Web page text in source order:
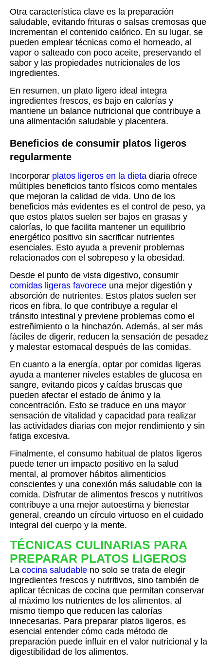
Otra característica clave es la preparación
saludable, evitando frituras o salsas cremosas que
incrementan el contenido calórico. En su lugar, se
pueden emplear técnicas como el horneado, al
vapor o salteado con poco aceite, preservando el
sabor y las propiedades nutricionales de los
ingredientes.
En resumen, un plato ligero ideal integra
ingredientes frescos, es bajo en calorías y
mantiene un balance nutricional que contribuye a
una alimentación saludable y placentera.
Beneficios de consumir platos ligeros
regularmente
Incorporar platos ligeros en la dieta diaria ofrece
múltiples beneficios tanto físicos como mentales
que mejoran la calidad de vida. Uno de los
beneficios más evidentes es el control de peso, ya
que estos platos suelen ser bajos en grasas y
calorías, lo que facilita mantener un equilibrio
energético positivo sin sacrificar nutrientes
esenciales. Esto ayuda a prevenir problemas
relacionados con el sobrepeso y la obesidad.
Desde el punto de vista digestivo, consumir
comidas ligeras favorece una mejor digestión y
absorción de nutrientes. Estos platos suelen ser
ricos en fibra, lo que contribuye a regular el
tránsito intestinal y previene problemas como el
estreñimiento o la hinchazón. Además, al ser más
fáciles de digerir, reducen la sensación de pesadez
y malestar estomacal después de las comidas.
En cuanto a la energía, optar por comidas ligeras
ayuda a mantener niveles estables de glucosa en
sangre, evitando picos y caídas bruscas que
pueden afectar el estado de ánimo y la
concentración. Esto se traduce en una mayor
sensación de vitalidad y capacidad para realizar
las actividades diarias con mejor rendimiento y sin
fatiga excesiva.
Finalmente, el consumo habitual de platos ligeros
puede tener un impacto positivo en la salud
mental, al promover hábitos alimenticios
conscientes y una conexión más saludable con la
comida. Disfrutar de alimentos frescos y nutritivos
contribuye a una mejor autoestima y bienestar
general, creando un círculo virtuoso en el cuidado
integral del cuerpo y la mente.
TÉCNICAS CULINARIAS PARA
PREPARAR PLATOS LIGEROS
La cocina saludable no solo se trata de elegir
ingredientes frescos y nutritivos, sino también de
aplicar técnicas de cocina que permitan conservar
al máximo los nutrientes de los alimentos, al
mismo tiempo que reducen las calorías
innecesarias. Para preparar platos ligeros, es
esencial entender cómo cada método de
preparación puede influir en el valor nutricional y la
digestibilidad de los alimentos.